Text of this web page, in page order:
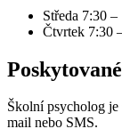
Středa 7:30 –
Čtvrtek 7:30
Školní psycholog je
mail nebo SMS.